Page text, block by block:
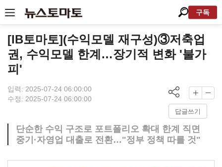
구독
[IB토마토](수익모델 재구성)③저축업
권, 수익모델 한계…장기적 변화 '불가
피'
입력: 2025-07-24 06:00:00
수정: 2025-07-24 06:00:00
답글쓰기
단순한 수익 구조로 포트폴리오 확대 한계 직면
중기·자영업 대출로 전환…"정부 정책 따를 것"